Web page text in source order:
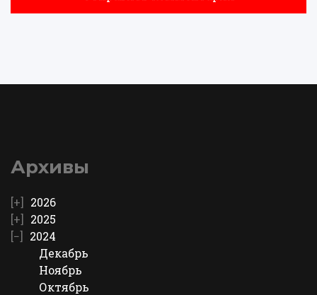
Архивы
2026
2025
2024
Декабрь
Ноябрь
Октябрь